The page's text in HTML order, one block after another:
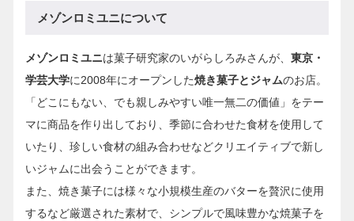
メゾンロミユニについて
メゾンロミユニは菓子研究家のいがらしろみさんが、 東京・
学芸大学に2008年にオープンした焼き菓子とジャムのお店。
「どこにもない、でも親しみやすい唯一無二の価値」をテー
マに商品を作り出しており、季節に合わせた食材を使用して
いたり、珍しい食材の組み合わせなどクリエイティブで新し
いジャムに出会うことができます。
また、焼き菓子には様々な小規模生産のバターを贅沢に使用
するなど厳選された素材で、シンプルで風味豊かな焼菓子を